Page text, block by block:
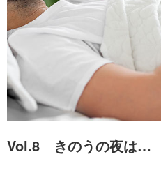
Vol.8 きのうの夜は…